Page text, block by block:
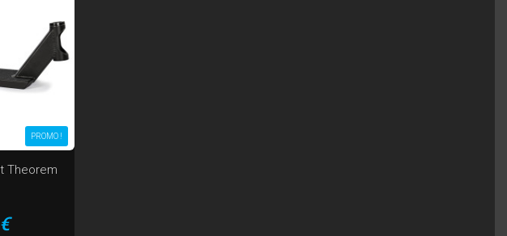
PROMO !
Theorem